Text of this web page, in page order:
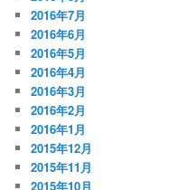
2016年7月
2016年6月
2016年5月
2016年4月
2016年3月
2016年2月
2016年1月
2015年12月
2015年11月
2015年10月